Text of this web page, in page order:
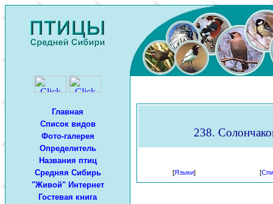
Главная
Список видов
Фото-галерея
Определитель
Названия птиц
Средняя Сибирь
"Живой" Интернет
Гостевая книга
238.
[Языки] [